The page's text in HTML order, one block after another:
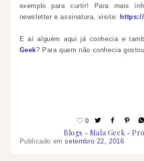
exemplo para curtir! Para mais
newsletter e assinatura, visite:
E aí alguém aqui já conhecia e
Geek? Para quem não conhecia
0
Blogs Mala Geek
Publicado emsetembro 22, 2016